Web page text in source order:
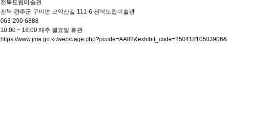
전북도립미술관
전북 완주군 구이면 모악산길 111-6 전북도립미술관
063-290-6888
10:00 ~ 18:00 매주 월요일 휴관
https://www.jma.go.kr/web/page.php?pcode=AA02&exhibit_code=25041810503906&